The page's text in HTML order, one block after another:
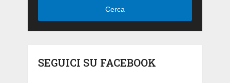
Cerca
SEGUICI SU FACEBOOK